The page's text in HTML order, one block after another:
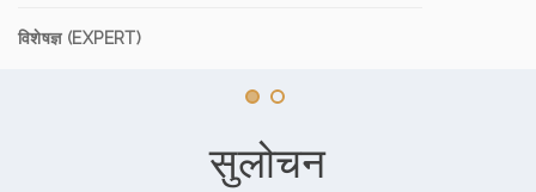
विशेषज्ञ (EXPERT)
सुलोचन